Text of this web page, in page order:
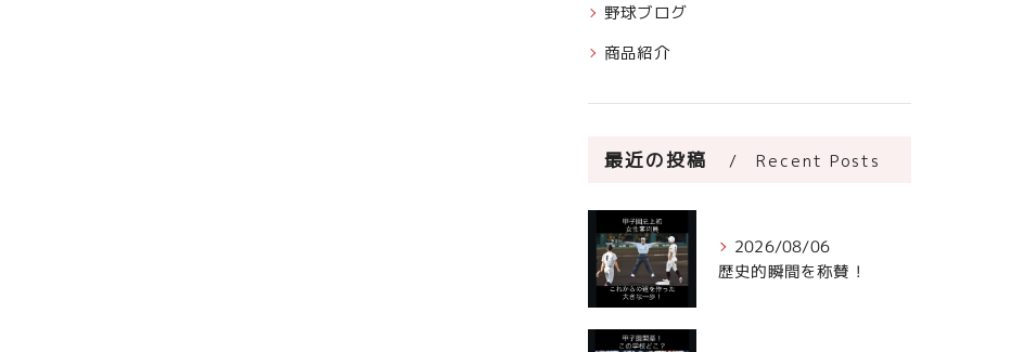
野球ブログ
商品紹介
最近の投稿 Recent Posts
2026/08/06
歴史的瞬間を称賛！